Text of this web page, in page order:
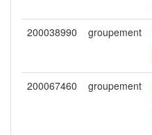
200038990 groupement
200067460 groupement